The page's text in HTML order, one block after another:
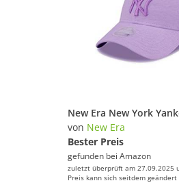
von New Era
Bester Preis
gefunden bei Amazon
zuletzt überprüft am 27.09.2025
Preis kann sich seitdem geändert